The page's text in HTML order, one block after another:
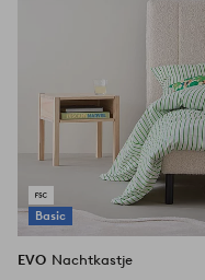
Basic
EVO Nachtkastje